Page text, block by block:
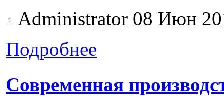
Administrator 08 Июн
Подробнее
Современная